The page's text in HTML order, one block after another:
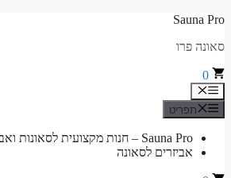
לדלג
Sauna Pro
סאונה פרו
0
תפריט
תפריט
Sauna Pro – חנות מקצועית לסאונות ואביזרי סאונה
אביזרים לסאונה